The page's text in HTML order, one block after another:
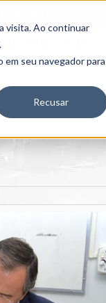
visita. Ao continuar
.
em seu navegador para
Recusar
de
MPHU
NIT
PROES